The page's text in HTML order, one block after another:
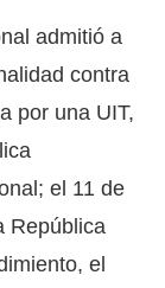
admitió a
contra
por una UIT,
el 11 de
República
el